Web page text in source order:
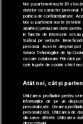
Noi și partenerii noștri31
datelor cu caracter personal.
politica de confidențialitate.
Noi si partenerii nostri
analitice) prelucram date
in functie de interesele si/sau
traficul pe website.
personal. Aceste drepturi
tuturor Tehnologiilor de tip
cu care colaboram. Prin click pe
cele legate de cookie strict
Atât noi, cât și
Utilizarea profilurilor pentru
informațiilor de pe un
personalizate. Crearea
personalizată. Utilizarea de
din surse diferite. Utilizarea